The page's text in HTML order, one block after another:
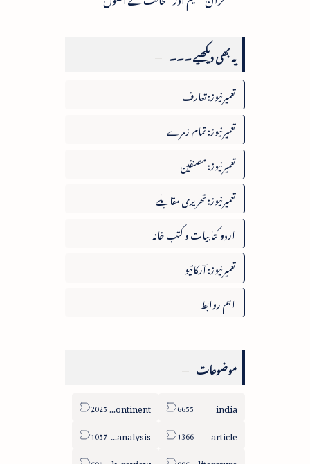
یہ بھی دیکھیے ۔۔۔
تعمیرنیوز: تعارف
تعمیرنیوز: تمام زمرے
تعمیرنیوز: مصنفین
تعمیرنیوز: تحریری مقابلے
اردو کتابیات و کتب خانہ
تعمیرنیوز: آرکائیو
اہم روابط
موضوعات
india
sub-continent
article
column-analysis